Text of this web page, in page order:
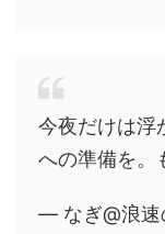
今夜だけは浮
への準備を。
— なぎ@浪速